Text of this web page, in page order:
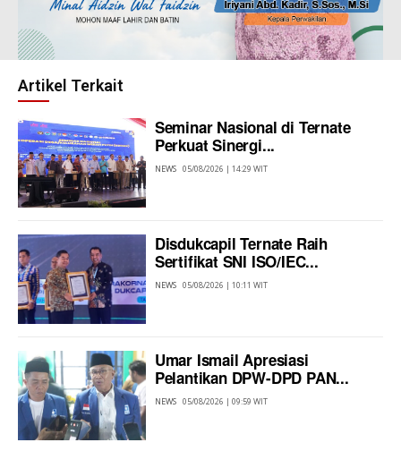
Artikel Terkait
Seminar Nasional di Ternate
Perkuat Sinergi...
NEWS 05/08/2026 | 14:29 WIT
Disdukcapil Ternate Raih
Sertifikat SNI ISO/IEC...
NEWS 05/08/2026 | 10:11 WIT
Umar Ismail Apresiasi
Pelantikan DPW-DPD PAN...
NEWS 05/08/2026 | 09:59 WIT